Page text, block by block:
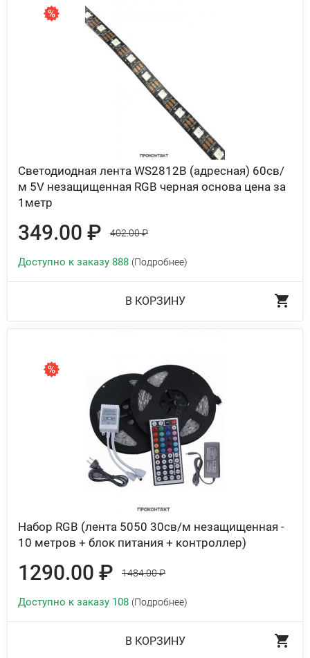
Светодиодная лента WS2812B (адресная) 60св/
м 5V незащищенная RGB черная основа цена за
1метр
349.00 ₽ 402.00 ₽
Доступно к заказу 888 (Подробнее)
В КОРЗИНУ
Набор RGB (лента 5050 30св/м незащищенная -
10 метров + блок питания + контроллер)
1290.00 ₽ 1484.00 ₽
Доступно к заказу 108 (Подробнее)
В КОРЗИНУ